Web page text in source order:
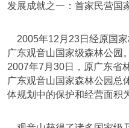
发展成就之一：首家民营国
2005年12月23日经原国
广东观音山国家级森林公园。
2007年7月30日，原广东省
广东观音山国家森林公园总
体规划中的保护和经营面积